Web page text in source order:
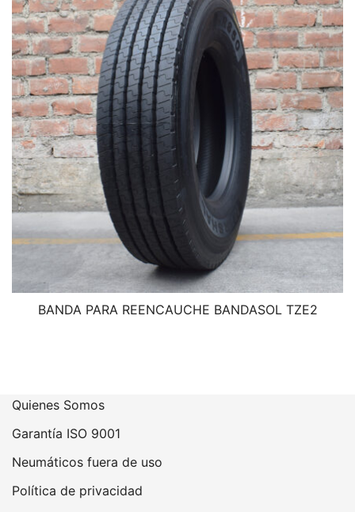
BANDA PARA REENCAUCHE BANDASOL TZE2
Quienes Somos
Garantía ISO 9001
Neumáticos fuera de uso
Política de privacidad